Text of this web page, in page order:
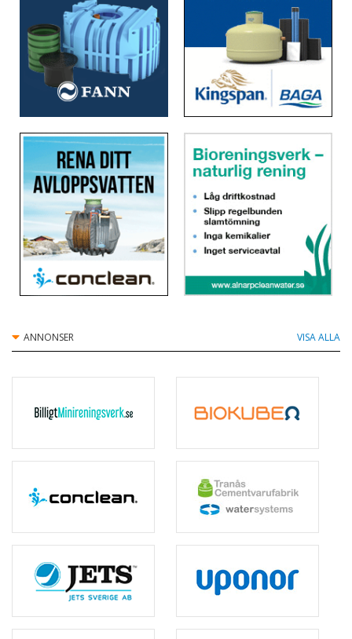
Pipelife Sverige AB
Polonite Nordic AB
Scandia Pumps AB
Skandinavisk Ecotech AB
Skandinavisk Kommunalteknik AB
Sollicito AB
Topas Vatten AB
ANNONSER VISA ALLA